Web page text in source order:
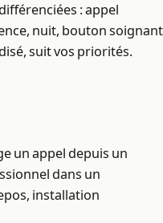
: appel
nuit, bouton soignant
suit vos priorités.
un appel depuis un
dans un
installation